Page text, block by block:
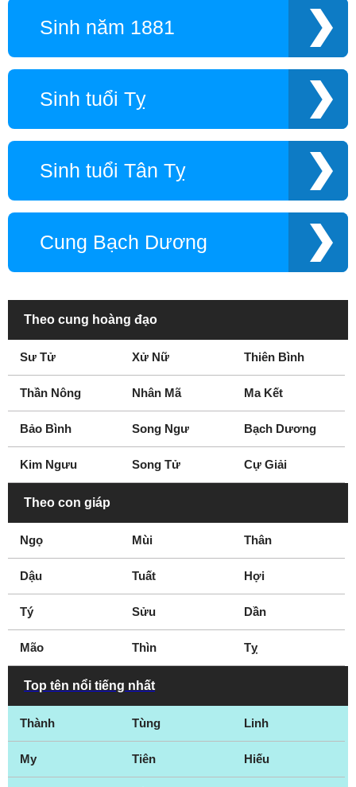
Sinh năm 1881
Sinh tuổi Tỵ
Sinh tuổi Tân Tỵ
Cung Bạch Dương
Theo cung hoàng đạo
Sư Tử Xử Nữ Thiên Bình
Thần Nông Nhân Mã Ma Kết
Bảo Bình Song Ngư Bạch Dương
Kim Ngưu Song Tử Cự Giải
Theo con giáp
Ngọ Mùi Thân
Dậu Tuất Hợi
Tý Sửu Dần
Mão Thìn Tỵ
Top tên nổi tiếng nhất
Thành Tùng Linh
My Tiên Hiếu